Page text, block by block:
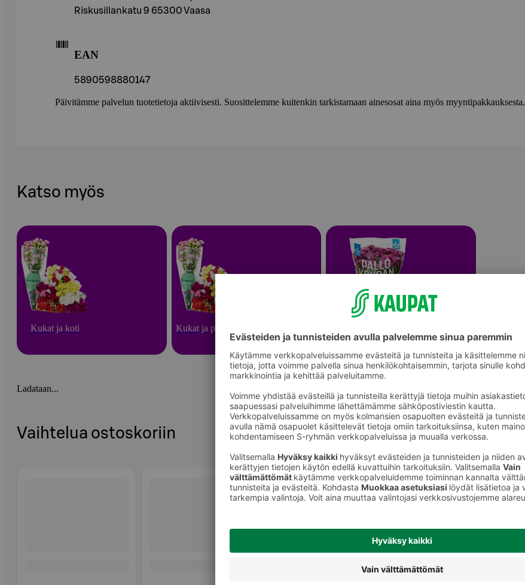
Riskusillankatu 9 65300 Vaasa
EAN
5890598880147
Päivitämme palvelun tuotetietoja aktiivisesti. Suosittelemme kuitenkin tarkistamaan ainesosat aina myös myyntipakkauksesta.
Katso myös
Kukat ja koti Kukat ja puutarha
Ladataan...
Vaihtelua ostoskoriin